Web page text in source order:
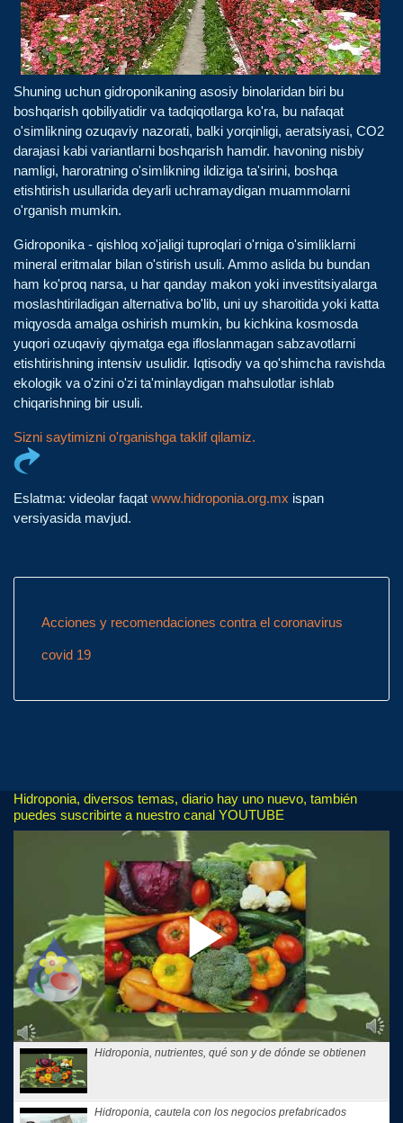
Shuning uchun gidroponikaning asosiy binolaridan biri bu
boshqarish qobiliyatidir va tadqiqotlarga ko'ra, bu nafaqat
o'simlikning ozuqaviy nazorati, balki yorqinligi, aeratsiyasi, CO2
darajasi kabi variantlarni boshqarish hamdir. havoning nisbiy
namligi, haroratning o'simlikning ildiziga ta'sirini, boshqa
etishtirish usullarida deyarli uchramaydigan muammolarni
o'rganish mumkin.
Gidroponika - qishloq xo'jaligi tuproqlari o'rniga o'simliklarni
mineral eritmalar bilan o'stirish usuli. Ammo aslida bu bundan
ham ko'proq narsa, u har qanday makon yoki investitsiyalarga
moslashtiriladigan alternativa bo'lib, uni uy sharoitida yoki katta
miqyosda amalga oshirish mumkin, bu kichkina kosmosda
yuqori ozuqaviy qiymatga ega ifloslanmagan sabzavotlarni
etishtirishning intensiv usulidir. Iqtisodiy va qo'shimcha ravishda
ekologik va o'zini o'zi ta'minlaydigan mahsulotlar ishlab
chiqarishning bir usuli.
Sizni saytimizni o'rganishga taklif qilamiz.
Eslatma: videolar faqat www.hidroponia.org.mx ispan
versiyasida mavjud.
Acciones y recomendaciones contra el coronavirus
covid 19
Hidroponia, diversos temas, diario hay uno nuevo, también
puedes suscribirte a nuestro canal YOUTUBE
Hidroponia, nutrientes, qué son y de dónde se obtienen
Hidroponia, cautela con los negocios prefabricados